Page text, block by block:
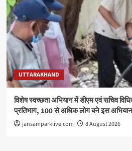
UTTARAKHAND
विशेष स्वच्छता अभियान में डीएम एवं सचिव
प्रतिभाग, 100 से अधिक लोग बने इस अभियान
jansamparklive.com 8 August 2026